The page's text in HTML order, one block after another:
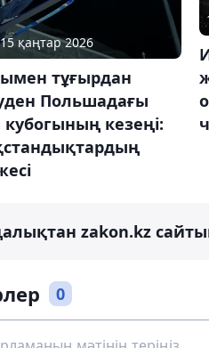
қаңтар 2026
тұғырдан
Польшадағы
кезеңі:
zakon.kz
0